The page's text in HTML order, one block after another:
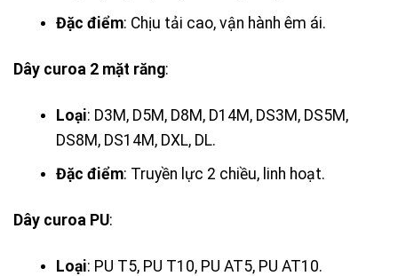
Đặc điểm: Chịu tải cao, vận hành êm ái.
Dây curoa 2 mặt răng:
Loại: D3M, D5M, D8M, D14M, DS3M, DS5M,
DS8M, DS14M, DXL, DL.
Đặc điểm: Truyền lực 2 chiều, linh hoạt.
Dây curoa PU:
Loại: PU T5, PU T10, PU AT5, PU AT10.